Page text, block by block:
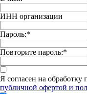
ИНН организации
Пароль:*
Повторите пароль:*
Я согласен на
публичной офертой и